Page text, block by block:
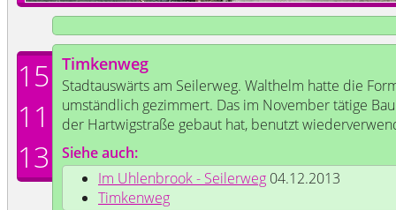
15
11
13
Timkenweg
Stadtauswärts am Seilerweg. Walthelm hatte die
umständlich gezimmert. Das im November tätige
der Hartwigstraße gebaut hat, benutzt
Siehe auch:
Im Uhlenbrook - Seilerweg 04.12.2013
Timkenweg